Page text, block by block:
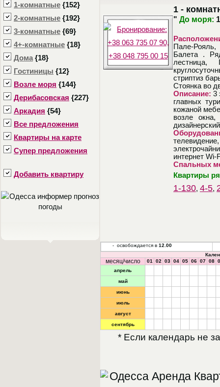
1-комнатные {152}
2-комнатные {192}
3-комнатные {69}
4+-комнатные {18}
Дома {18}
Гостиницы {12}
Возле моря {144}
Дерибасовская {227}
Аркадия {54}
Все предложения
Квартиры на карте
Супер предложения
Добавить квартиру
1 -
" До моря:
Пале-
Балета .
лестница,
стриптиз
Стоянка во
Описание: 3
главных
кожаной
возле
интернет
Спальных
Квартиры
1-130, 4-5,
- освобождается в 12.00
месяц/число 01 02 03 04 05 06 07 08
апрель
май
июнь
июль
август
сентябрь
* Если календарь не